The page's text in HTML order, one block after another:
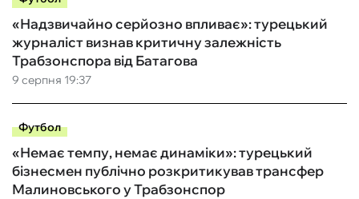
9 серпня 19:37
«Надзвичайно серйозно впливає»: турецький
журналіст визнав критичну залежність
Трабзонспора від Батагова
Футбол
«Немає темпу, немає динаміки»: турецький
бізнесмен публічно розкритикував трансфер
Малиновського у Трабзонспор